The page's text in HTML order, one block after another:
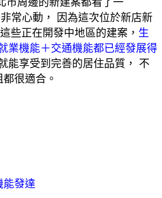
常心動 ，
因為這次位於新店新
些正在開發中地區的建案， 生
業機能＋交通機能都已經發展得
能享受到完善的居住品質，
不
很適合。
能發達